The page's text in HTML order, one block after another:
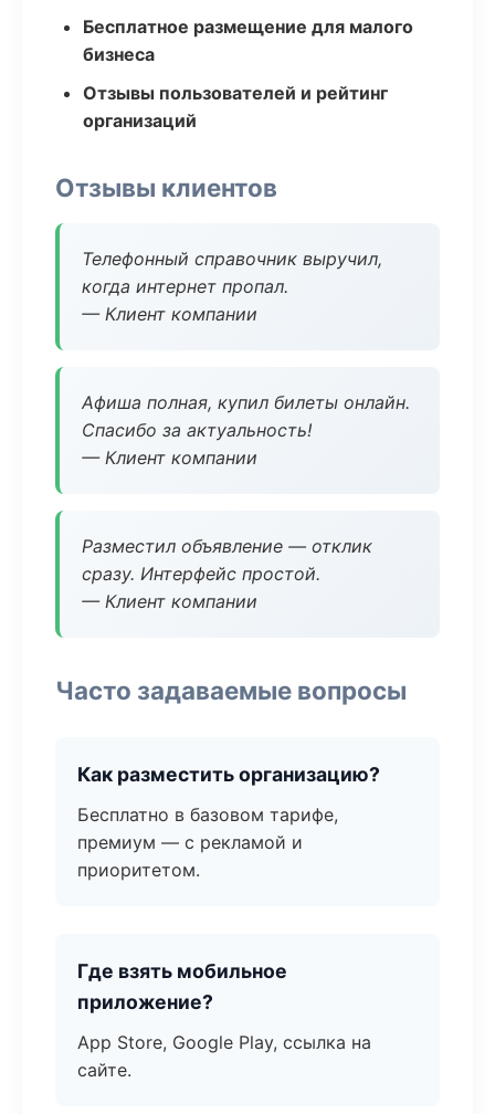
Бесплатное размещение для малого
бизнеса
Отзывы пользователей и рейтинг
организаций
Отзывы клиентов
Телефонный справочник выручил,
когда интернет пропал.
— Клиент компании
Афиша полная, купил билеты онлайн.
Спасибо за актуальность!
— Клиент компании
Разместил объявление — отклик
сразу. Интерфейс простой.
— Клиент компании
Часто задаваемые вопросы
Как разместить организацию?
Бесплатно в базовом тарифе,
премиум — с рекламой и
приоритетом.
Где взять мобильное
приложение?
App Store, Google Play, ссылка на
сайте.